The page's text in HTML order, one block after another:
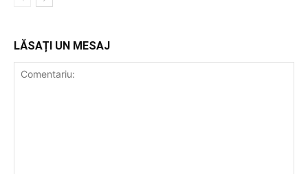
LĂSAȚI UN MESAJ